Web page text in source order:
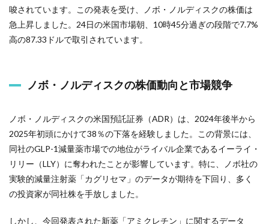
唆されています。この発表を受け、ノボ・ノルディスクの株価は
急上昇しました。24日の米国市場朝、10時45分過ぎの段階で7.7%
高の87.33ドルで取引されています。
ノボ・ノルディスクの株価動向と市場競争
ノボ・ノルディスクの米国預託証券（ADR）は、2024年後半から
2025年初頭にかけて38％の下落を経験しました。この背景には、
同社のGLP-1減量薬市場での地位がライバル企業であるイーライ・
リリー（LLY）に奪われたことが影響しています。特に、ノボ社の
実験的減量注射薬「カグリセマ」のデータが期待を下回り、多く
の投資家が同社株を手放しました。
しかし、今回発表された新薬「アミクレチン」に関するデータ